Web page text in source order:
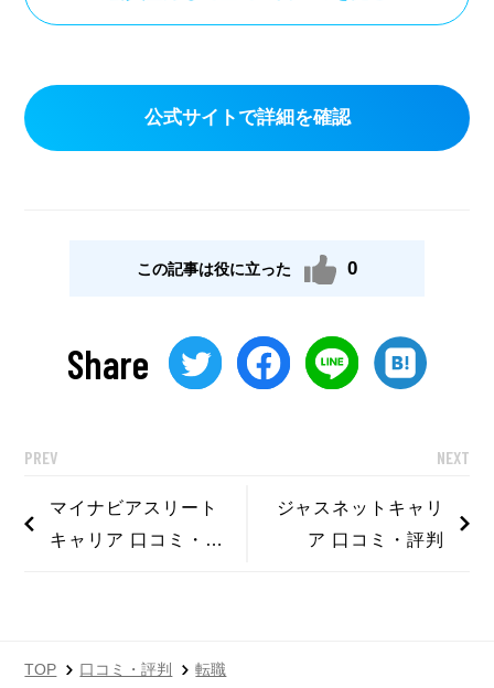
いなと感じることができたのも、対応がスム
なと思うし利用したことで、次の働き先のこ
とをゆっくり考える時間もできました。
公式サイトで詳細を確認
この記事は役に立った 0
Share
PREV
マイナビアスリート
キャリア 口コミ・評
NEXT
ジャスネットキャリ
ア 口コミ・評判
TOP 口コミ・評判
転職